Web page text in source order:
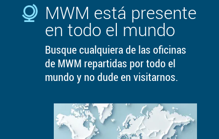
MWM está presente
en todo el mundo
Busque cualquiera de las oficinas
de MWM repartidas por todo el
mundo y no dude en visitarnos.